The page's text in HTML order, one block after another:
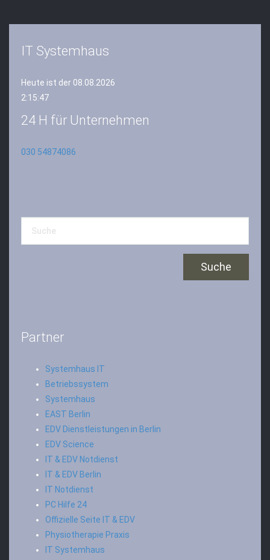
IT Systemhaus
Heute ist der 08.08.2026
2:15:48
24 H für Unternehmen
030 54874086
Partner
Systemhaus IT
Betriebssystem
Systemhaus
EAST Berlin
EDV Dienstleistungen in Berlin
EDV Science
IT & EDV Notdienst
IT & EDV Berlin
IT Notdienst
PC Hilfe 24
Offizielle Seite IT & EDV
Physiotherapie Praxis
IT Systemhaus